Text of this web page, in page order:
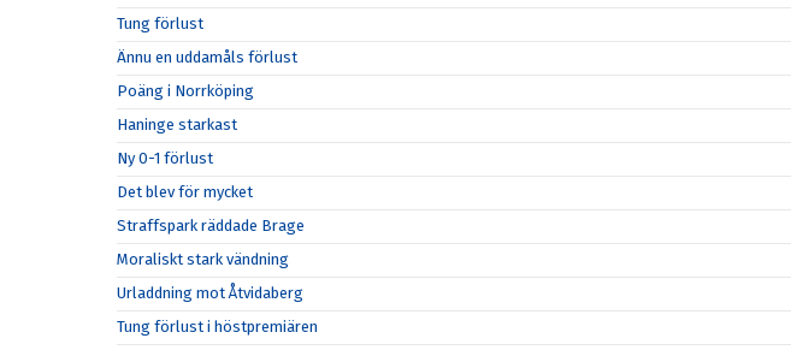
Tung förlust
Ännu en uddamåls förlust
Poäng i Norrköping
Haninge starkast
Ny 0-1 förlust
Det blev för mycket
Straffspark räddade Brage
Moraliskt stark vändning
Urladdning mot Åtvidaberg
Tung förlust i höstpremiären